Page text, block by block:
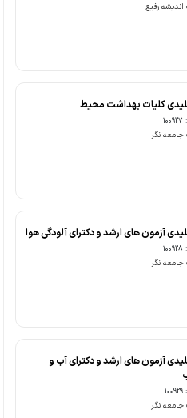
اندیشه رفیع
کلیات بهداشت محیط
جامعه نگر
آزمون های ارشد و دکترای آلودگی هوا
جامعه نگر
آزمون های ارشد و دکترای آب و
جامعه نگر